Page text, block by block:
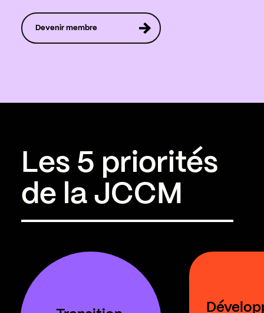
Devenir membre
Les 5 priorités
de la JCCM